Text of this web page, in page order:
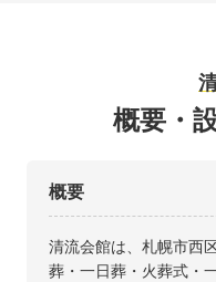
概要・
概要
清流会館は、札幌市西
葬・一日葬・火葬式・